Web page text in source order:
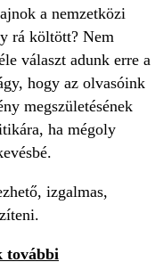
a nemzetközi
rá költött? Nem
választ adunk erre a
hogy az olvasóink
megszületésének
ha mégoly
izgalmas,
további